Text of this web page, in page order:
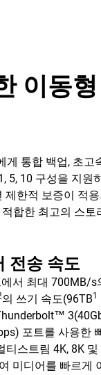
이동형
통합 백업, 초고
5, 10 구성을 지원
제한적 보증이 적
합한 최고의 스토
전송 속도
서 최대 700MB/s
의 쓰기 속도(96TB1
포트를 사용한
티스트림 4K, 8K 및
미디어를 빠르게